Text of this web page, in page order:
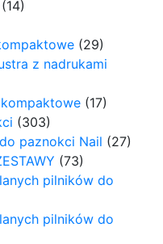
(14)
(29)
z nadrukami
(17)
(303)
paznokci Nail (27)
(73)
pilników do
pilników do